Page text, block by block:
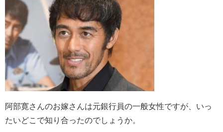
阿部寛さんのお嫁さんは元銀行員の一般女性ですが、いっ
たいどこで知り合ったのでしょうか。